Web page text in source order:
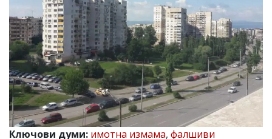
Управители:
Веселин
Василев,
email:
v.vasilev@flagman.bg
Катя
Касабова,
еmail:k.kassabova@flagman.bg
Главен
редактор:
Иван
Колев,
Ключови думи: имотна измама, фалшиви